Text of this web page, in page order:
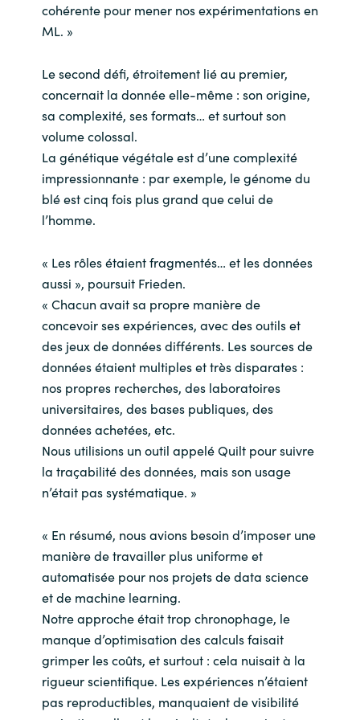
cohérente pour mener nos expérimentations en
ML. »
Le second défi, étroitement lié au premier,
concernait la donnée elle-même : son origine,
sa complexité, ses formats… et surtout son
volume colossal.
La génétique végétale est d’une complexité
impressionnante : par exemple, le génome du
blé est cinq fois plus grand que celui de
l’homme.
« Les rôles étaient fragmentés… et les données
aussi », poursuit Frieden.
« Chacun avait sa propre manière de
concevoir ses expériences, avec des outils et
des jeux de données différents. Les sources de
données étaient multiples et très disparates :
nos propres recherches, des laboratoires
universitaires, des bases publiques, des
données achetées, etc.
Nous utilisions un outil appelé Quilt pour suivre
la traçabilité des données, mais son usage
n’était pas systématique. »
« En résumé, nous avions besoin d’imposer une
manière de travailler plus uniforme et
automatisée pour nos projets de data science
et de machine learning.
Notre approche était trop chronophage, le
manque d’optimisation des calculs faisait
grimper les coûts, et surtout : cela nuisait à la
rigueur scientifique. Les expériences n’étaient
pas reproductibles, manquaient de visibilité